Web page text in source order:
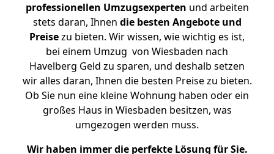
professionellen Umzugsexperten und arbeiten
stets daran, Ihnen die besten Angebote und
Preisezu bieten. Wir wissen, wie wichtig es ist,
bei einem Umzug von Wiesbaden nach
Havelberg Geld zu sparen, und deshalb setzen
wir alles daran, Ihnen die besten Preise zu bieten.
Ob Sie nun eine kleine Wohnung haben oder ein
großes Haus in Wiesbaden besitzen, was
umgezogen werden muss.
Wir haben immer die perfekte Lösung für Sie.